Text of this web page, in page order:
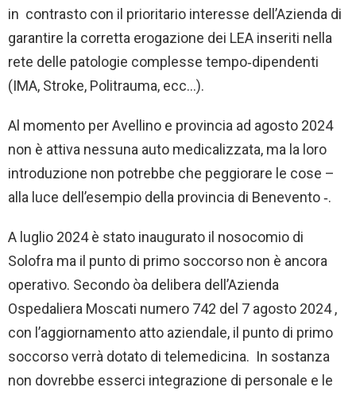
in contrasto con il prioritario interesse dell’Azienda di
garantire la corretta erogazione dei LEA inseriti nella
rete delle patologie complesse tempo‐dipendenti
(IMA, Stroke, Politrauma, ecc…).
Al momento per Avellino e provincia ad agosto 2024
non è attiva nessuna auto medicalizzata, ma la loro
introduzione non potrebbe che peggiorare le cose –
alla luce dell’esempio della provincia di Benevento ‐.
A luglio 2024 è stato inaugurato il nosocomio di
Solofra ma il punto di primo soccorso non è ancora
operativo. Secondo òa delibera dell’Azienda
Ospedaliera Moscati numero 742 del 7 agosto 2024 ,
con l’aggiornamento atto aziendale, il punto di primo
soccorso verrà dotato di telemedicina. In sostanza
non dovrebbe esserci integrazione di personale e le